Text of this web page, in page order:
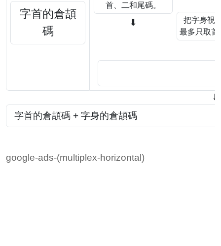
字首的倉頡
碼
首、二和尾碼。
⬇
把字身視
最多只取
⬇
字首的倉頡碼 + 字身的倉頡碼
google-ads-(multiplex-horizontal)